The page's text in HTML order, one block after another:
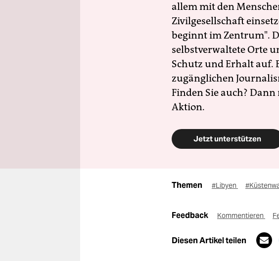
allem mit den
Zivilgesellschaft
beginnt im Zentrum".
selbstverwaltete Orte
Schutz und Erhalt auf.
zugänglichen
Finden Sie auch?
Aktion.
Jetzt unterstützen
Themen #Libyen
Feedback Kommentieren
Diesen Artikel teilen